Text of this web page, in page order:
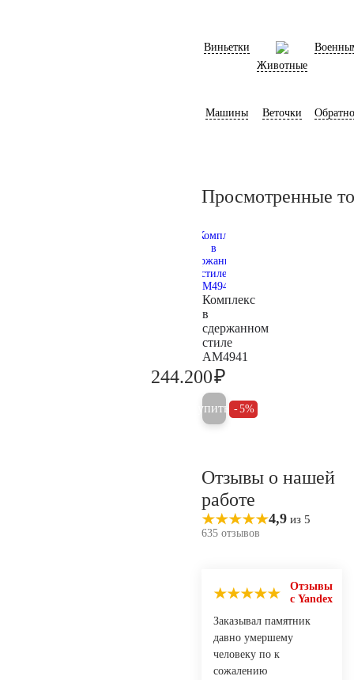
Виньетки
Животные
Машины Веточки
Просмотренные
Комплекс
в
сдержанном
стиле
AM4941
244.200₽
Купить 5%
Отзывы о нашей
работе
4,9 из 5
635 отзывов
Отзывы
с Yandex
Заказывал памятник
давно умершему
человеку по к
сожалению